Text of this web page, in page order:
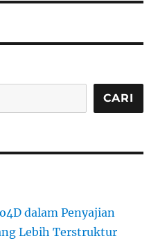
CARI
dalam Penyajian
Lebih Terstruktur